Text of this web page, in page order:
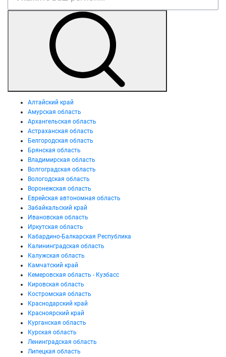
Алтайский край
Амурская область
Архангельская область
Астраханская область
Белгородская область
Брянская область
Владимирская область
Волгоградская область
Вологодская область
Воронежская область
Еврейская автономная область
Забайкальский край
Ивановская область
Иркутская область
Кабардино-Балкарская Республика
Калининградская область
Калужская область
Камчатский край
Кемеровская область - Кузбасс
Кировская область
Костромская область
Краснодарский край
Красноярский край
Курганская область
Курская область
Ленинградская область
Липецкая область